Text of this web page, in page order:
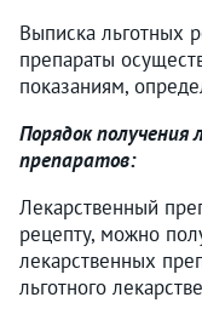
Выписка льготных
препараты
показаниям,
Порядок
препаратов:
Лекарственный
рецепту, можно
лекарственных
льготного